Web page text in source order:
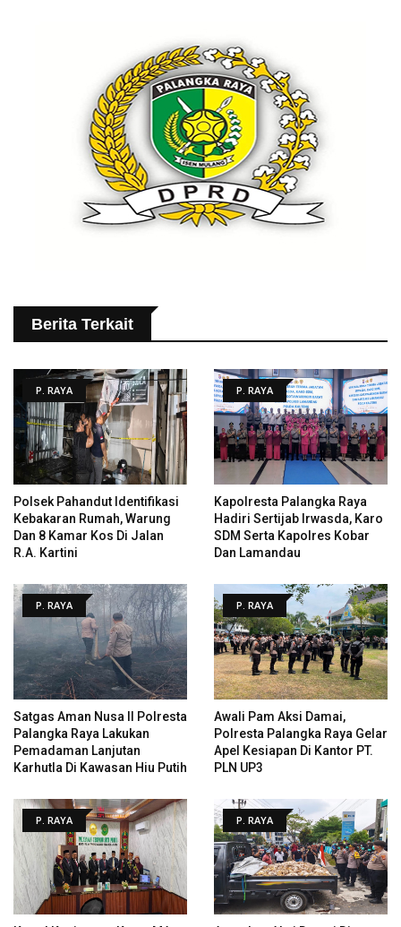
Berita Terkait
P. RAYA
Polsek Pahandut Identifikasi
Kebakaran Rumah, Warung
Dan 8 Kamar Kos Di Jalan
R.A. Kartini
P. RAYA
Kapolresta Palangka Raya
Hadiri Sertijab Irwasda, Karo
SDM Serta Kapolres Kobar
Dan Lamandau
P. RAYA
Satgas Aman Nusa II Polresta
Palangka Raya Lakukan
Pemadaman Lanjutan
Karhutla Di Kawasan Hiu Putih
P. RAYA
Awali Pam Aksi Damai,
Polresta Palangka Raya Gelar
Apel Kesiapan Di Kantor PT.
PLN UP3
P. RAYA P. RAYA